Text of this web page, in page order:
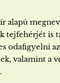
alapú
tejfehérjét is
odafigyelni
valamint a